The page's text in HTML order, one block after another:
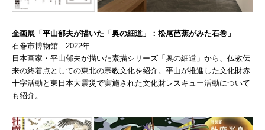
企画展「平山郁夫が描いた「奥の細道」：松尾芭蕉がみた石巻」
石巻市博物館 2022年
日本画家・平山郁夫が描いた素描シリーズ「奥の細道」から、仏教伝
来の終着点としての東北の宗教文化を紹介。平山が推進した文化財赤
十字活動と東日本大震災で実施された文化財レスキュー活動について
も紹介。